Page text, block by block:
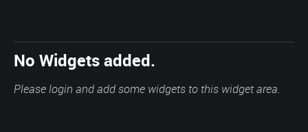
No Widgets added.
Please login and add some widgets to this widget area.